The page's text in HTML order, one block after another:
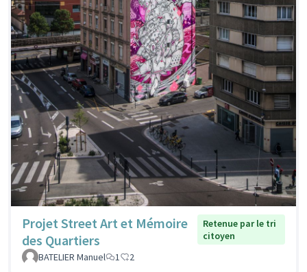
Projet Street Art et Mémoire
des Quartiers
Retenue par le tri
citoyen
BATELIER Manuel
1 2